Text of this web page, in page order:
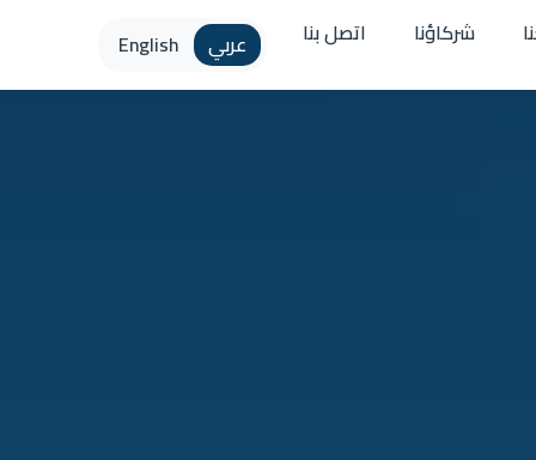
شركاؤنا اتصل بنا عربي English